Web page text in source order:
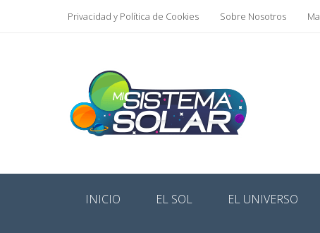
Privacidad y Política de Cookies Sobre Nosotros
INICIO EL SOL EL UNIVERSO